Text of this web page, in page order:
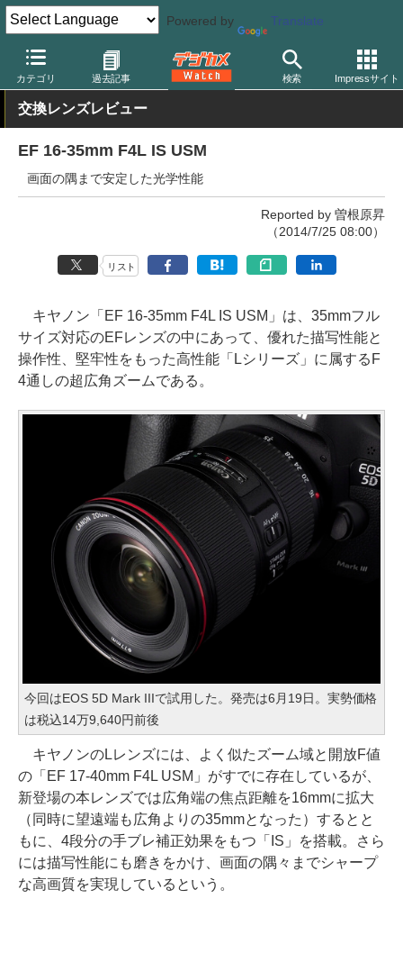
Powered by Translate
カテゴリ 過去記事 検索 Impressサイト
デジカメ Watch レンズ 交換レンズ キヤノン
交換レンズレビュー
EF 16-35mm F4L IS USM
画面の隅まで安定した光学性能
Reported by 曽根原昇
（2014/7/25 08:00）
リスト
キヤノン「EF 16-35mm F4L IS USM」は、35mmフル
サイズ対応のEFレンズの中にあって、優れた描写性能と
操作性、堅牢性をもった高性能「Lシリーズ」に属するF
4通しの超広角ズームである。
今回はEOS 5D Mark IIIで試用した。発売は6月19日。実勢価格
は税込14万9,640円前後
キヤノンのLレンズには、よく似たズーム域と開放F値
の「EF 17-40mm F4L USM」がすでに存在しているが、
新登場の本レンズでは広角端の焦点距離を16mmに拡大
（同時に望遠端も広角よりの35mmとなった）するとと
もに、4段分の手ブレ補正効果をもつ「IS」を搭載。さら
には描写性能にも磨きをかけ、画面の隅々までシャープ
な高画質を実現しているという。